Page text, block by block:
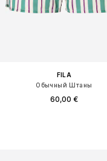
FILA
Обычный Штаны
60,00 €